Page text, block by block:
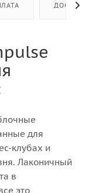
для
клубах и
Лаконичный
в
это